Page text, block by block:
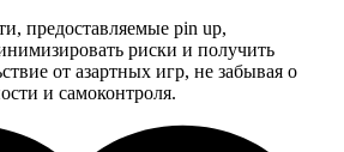
предоставляемые pin up,
риски и получить
от азартных игр, не забывая о
и самоконтроля.